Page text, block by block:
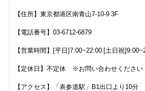
【住所】東京都港区南青山7-10-9 3F
【電話番号】03-6712-6879
【営業時間】[平日]7:00~22:00 [土日祝
【定休日】不定休 ※お問い合わせください
【アクセス】「表参道駅」B1出口より10